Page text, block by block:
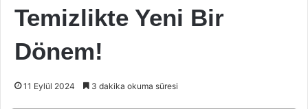
Temizlikte Yeni Bir
Dönem!
11 Eylül 2024 3 dakika okuma süresi